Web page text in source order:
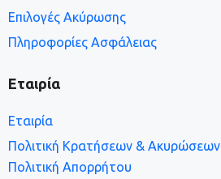
Επιλογές Ακύρωσης
Πληροφορίες Ασφάλειας
Εταιρία
Εταιρία
Πολιτική Κρατήσεων & Ακυρώσεων
Πολιτική Απορρήτου